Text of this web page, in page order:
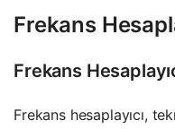
Frekans
Frekans
Frekans hesaplayıcı,